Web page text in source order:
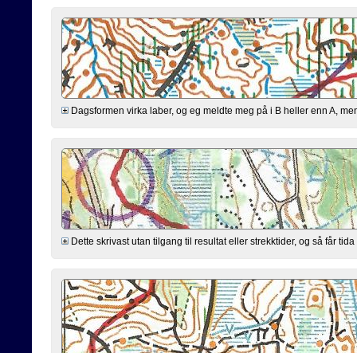
Dagsformen virka laber, og eg meldte meg på i B heller enn A,
Dette skrivast utan tilgang til resultat eller strekktider, og så får